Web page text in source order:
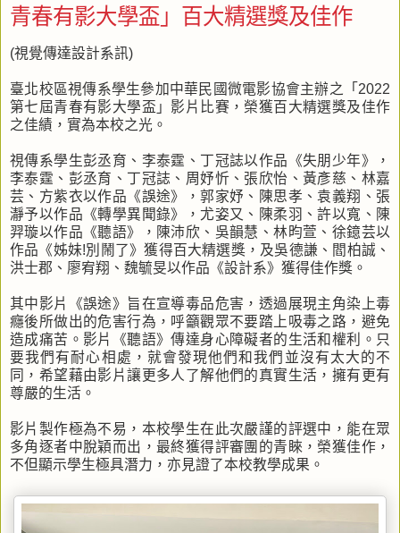
青春有影大學盃」百大精選獎及佳作
(視覺傳達設計系訊)
臺北校區視傳系學生參加中華民國微電影協會主辦之「2022
第七屆青春有影大學盃」影片比賽，榮獲百大精選獎及佳作
之佳績，實為本校之光。
視傳系學生彭丞育、李泰霆、丁冠誌以作品《失朋少年》，
李泰霆、彭丞育、丁冠誌、周妤忻、張欣怡、黃彥慈、林嘉
芸、方紫衣以作品《誤途》，郭家妤、陳思孝、袁義翔、張
瀞予以作品《轉學異聞錄》，尤姿又、陳柔羽、許以寬、陳
羿璇以作品《聽語》，陳沛欣、吳韻慧、林昀萱、徐鐿芸以
作品《姊妹!別鬧了》獲得百大精選獎，及吳德謙、閻柏誠、
洪士郡、廖宥翔、魏毓旻以作品《設計系》獲得佳作獎。
其中影片《誤途》旨在宣導毒品危害，透過展現主角染上毒
癮後所做出的危害行為，呼籲觀眾不要踏上吸毒之路，避免
造成痛苦。影片《聽語》傳達身心障礙者的生活和權利。只
要我們有耐心相處，就會發現他們和我們並沒有太大的不
同，希望藉由影片讓更多人了解他們的真實生活，擁有更有
尊嚴的生活。
影片製作極為不易，本校學生在此次嚴謹的評選中，能在眾
多角逐者中脫穎而出，最終獲得評審團的青睞，榮獲佳作，
不但顯示學生極具潛力，亦見證了本校教學成果。